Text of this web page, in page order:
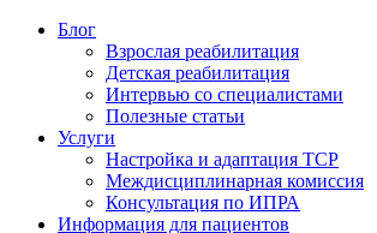
Блог
Взрослая реабилитация
Детская реабилитация
Интервью со специалистами
Полезные статьи
Услуги
Настройка и адаптация ТСР
Междисциплинарная комиссия
Консультация по ИПРА
Информация для пациентов